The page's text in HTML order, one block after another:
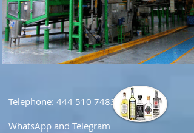
Telephone: 444 510 7483
WhatsApp and Telegram